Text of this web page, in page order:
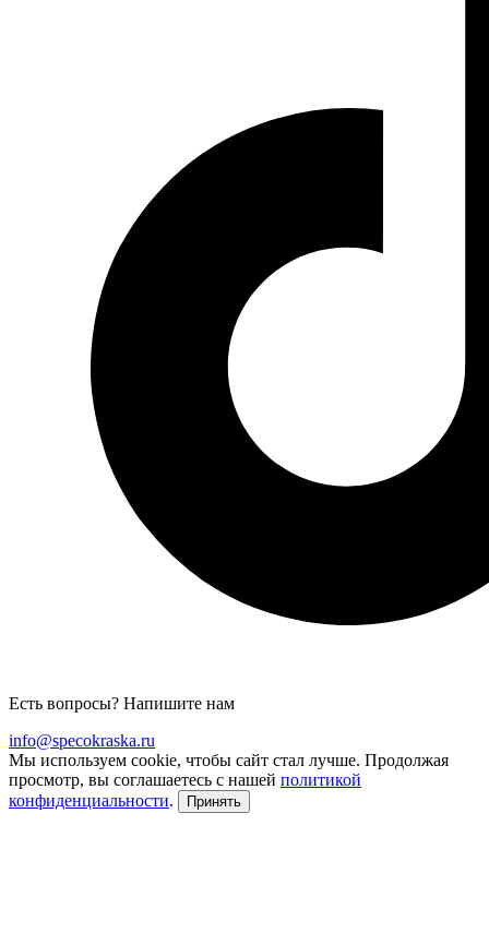
Есть вопросы? Напишите нам
info@specokraska.ru
Мы используем cookie, чтобы сайт стал лучше. Продолжая
просмотр, вы соглашаетесь с нашей политикой
конфиденциальности. Принять